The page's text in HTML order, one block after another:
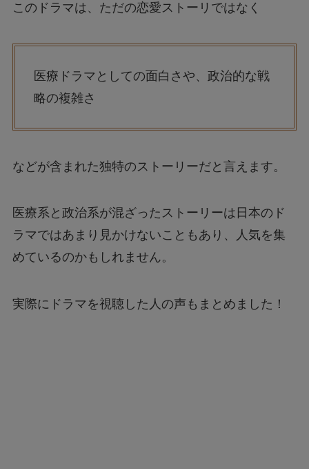
このドラマは、ただの恋愛ストーリではなく
医療ドラマとしての面白さや、政治的な戦
略の複雑さ
などが含まれた独特のストーリーだと言えます。
医療系と政治系が混ざったストーリーは日本のド
ラマではあまり見かけないこともあり、人気を集
めているのかもしれません。
実際にドラマを視聴した人の声もまとめました！